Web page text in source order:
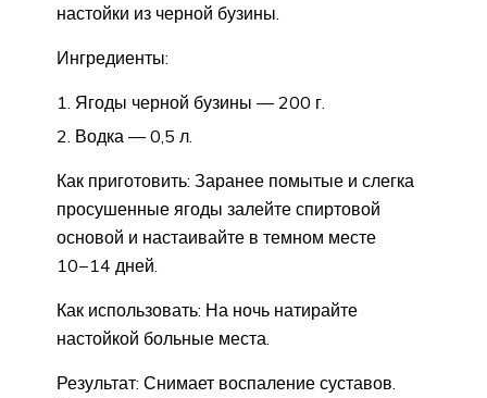
настойки из черной бузины.
Ингредиенты:
Ягоды черной бузины — 200 г.
Водка — 0,5 л.
Как приготовить: Заранее помытые и слегка
просушенные ягоды залейте спиртовой
основой и настаивайте в темном месте
10−14 дней.
Как использовать: На ночь натирайте
настойкой больные места.
Результат: Снимает воспаление суставов.